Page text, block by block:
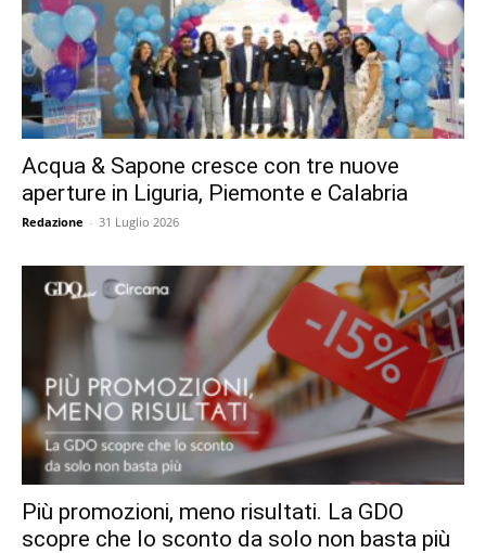
Acqua & Sapone cresce con tre nuove
aperture in Liguria, Piemonte e Calabria
Redazione - 31 Luglio 2026
Più promozioni, meno risultati. La GDO
scopre che lo sconto da solo non basta più